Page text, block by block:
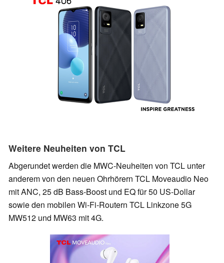
Weitere Neuheiten von TCL
Abgerundet werden die MWC-Neuheiten von TCL unter
anderem von den neuen Ohrhörern TCL Moveaudio Neo
mit ANC, 25 dB Bass-Boost und EQ für 50 US-Dollar
sowie den mobilen Wi-Fi-Routern TCL Linkzone 5G
MW512 und MW63 mit 4G.